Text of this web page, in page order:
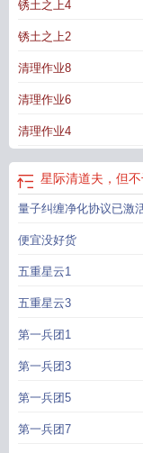
面三刀”我便成全你们！万
方的王，托着下巴无害笑
代；游戏世界为公司帝国
名、地名、公司名、职位
Scavenger在中世纪原本
scavenger在游戏、影视作
动物。 星际清洁工免费阅读
清洁工TXT电子书星际清
弹窗星际清洁工精校版结
星际清洁工笔趣阁最新
TXT星际清洁工免费
锈土之上4
锈土之上2
清理作业8
清理作业6
清理作业4
星际清道夫，但不
量子纠缠净化协议已激
便宜没好货
五重星云1
五重星云3
第一兵团1
第一兵团3
第一兵团5
第一兵团7